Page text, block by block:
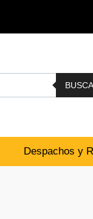
Despachos y